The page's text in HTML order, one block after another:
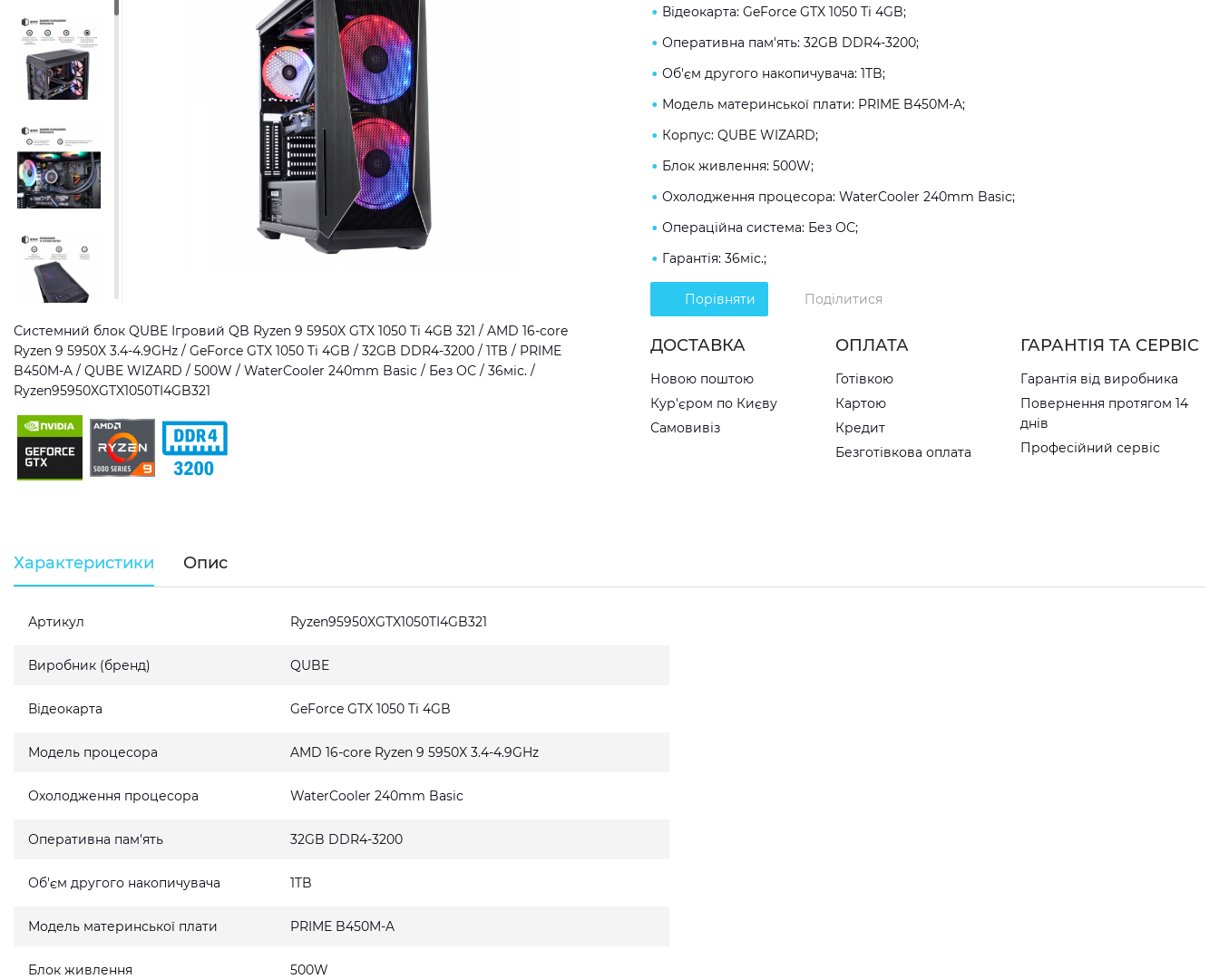
Системний блок QUBE Ігровий QB Ryzen 9 5950X GTX 1050 Ti 4GB 321 / AMD 16-core
Ryzen 9 5950X 3.4-4.9GHz / GeForce GTX 1050 Ti 4GB / 32GB DDR4-3200 / 1TB / PRIME
B450M-A / QUBE WIZARD / 500W / WaterCooler 240mm Basic / Без ОС / 36міс. /
Ryzen95950XGTX1050TI4GB321
Відеокарта: GeForce GTX 1050 Ti 4GB;
Оперативна пам'ять: 32GB DDR4-3200;
Об'єм другого накопичувача: 1TB;
Модель материнської плати: PRIME B450M-A;
Корпус: QUBE WIZARD;
Блок живлення: 500W;
Охолодження процесора: WaterCooler 240mm Basic;
Операційна система: Без ОС;
Гарантія: 36міс.;
Порівняти Поділитися
ДОСТАВКА
Новою поштою
Кур'єром по Києву
Самовивіз
ОПЛАТА
Готівкою
Картою
Кредит
Безготівкова оплата
ГАРАНТІЯ ТА СЕРВІС
Гарантія від виробника
Повернення протягом 14
днів
Професійний сервіс
Характеристики Опис
Артикул Ryzen95950XGTX1050TI4GB321
Виробник (бренд) QUBE
Відеокарта GeForce GTX 1050 Ti 4GB
Модель процесора AMD 16-core Ryzen 9 5950X 3.4-4.9GHz
Охолодження процесора WaterCooler 240mm Basic
Оперативна пам'ять 32GB DDR4-3200
Об'єм другого накопичувача 1TB
Модель материнської плати PRIME B450M-A
Блок живлення 500W